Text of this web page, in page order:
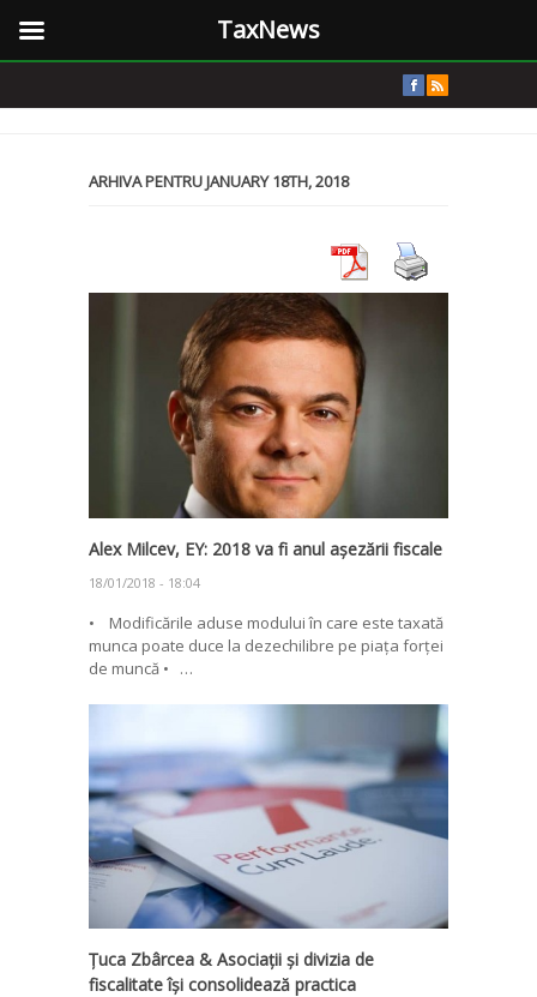
ARHIVA PENTRU JANUARY 18TH, 2018
Alex Milcev, EY: 2018 va fi anul așezării fiscale
18/01/2018 - 18:04
• Modificările aduse modului în care este taxată
munca poate duce la dezechilibre pe piața forței
de muncă • …
Țuca Zbârcea & Asociații și divizia de
fiscalitate își consolidează practica
TaxNews